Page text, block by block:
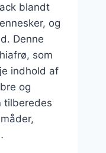
blandt
og
Denne
som
indhold af
og
tilberedes